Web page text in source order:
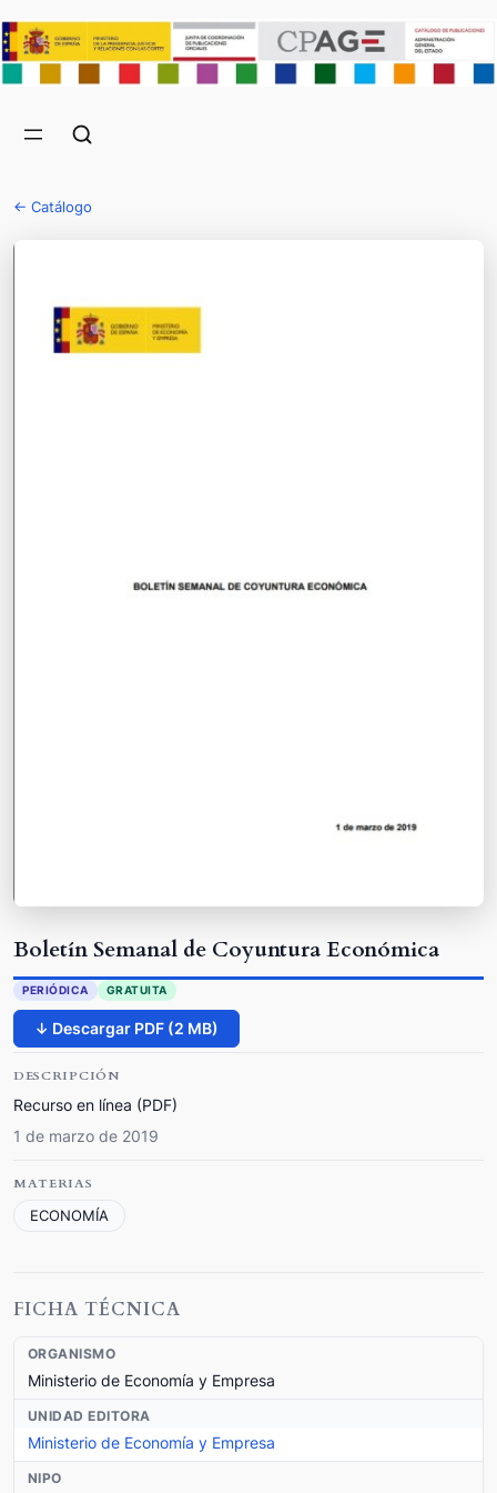
← Catálogo
Boletín Semanal de Coyuntura Económica
PERIÓDICA GRATUITA
↓ Descargar PDF (2 MB)
DESCRIPCIÓN
Recurso en línea (PDF)
1 de marzo de 2019
MATERIAS
ECONOMÍA
FICHA TÉCNICA
ORGANISMO
Ministerio de Economía y Empresa
UNIDAD EDITORA
Ministerio de Economía y Empresa
NIPO